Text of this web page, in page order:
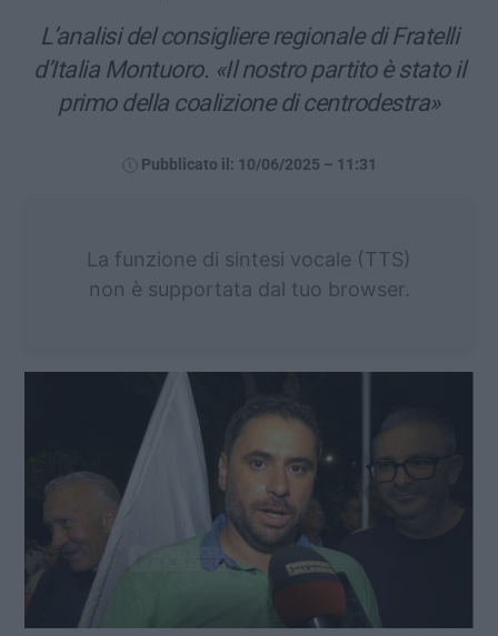
L’analisi del consigliere regionale di Fratelli
d’Italia Montuoro. «Il nostro partito è stato il
primo della coalizione di centrodestra»
Pubblicato il: 10/06/2025 – 11:31
La funzione di sintesi vocale (TTS)
non è supportata dal tuo browser.